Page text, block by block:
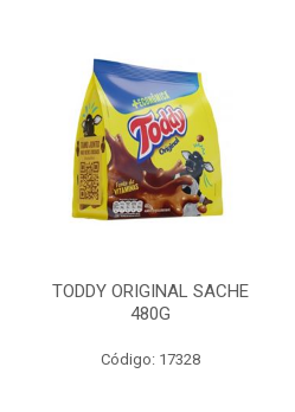
TODDY ORIGINAL SACHE
480G
Código: 17328